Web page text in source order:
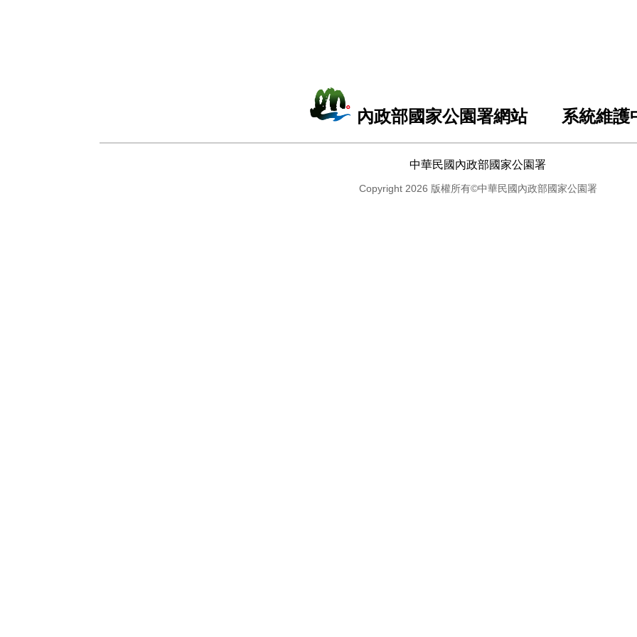
內政部國家公園署網站 系統維護
中華民國內政部國家公園署
Copyright 2026 版權所有©中華民國內政部國家公園署